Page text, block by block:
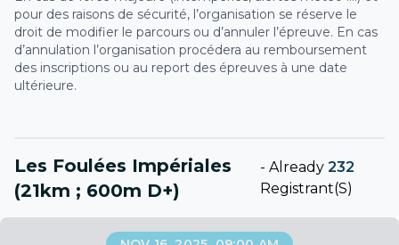
pour des raisons de sécurité, l’organisation se réserve le
droit de modifier le parcours ou d’annuler l’épreuve. En cas
d’annulation l’organisation procédera au remboursement
des inscriptions ou au report des épreuves à une date
ultérieure.
Les Foulées Impériales
(21km ; 600m D+)
-Already 232
Registrant(s)